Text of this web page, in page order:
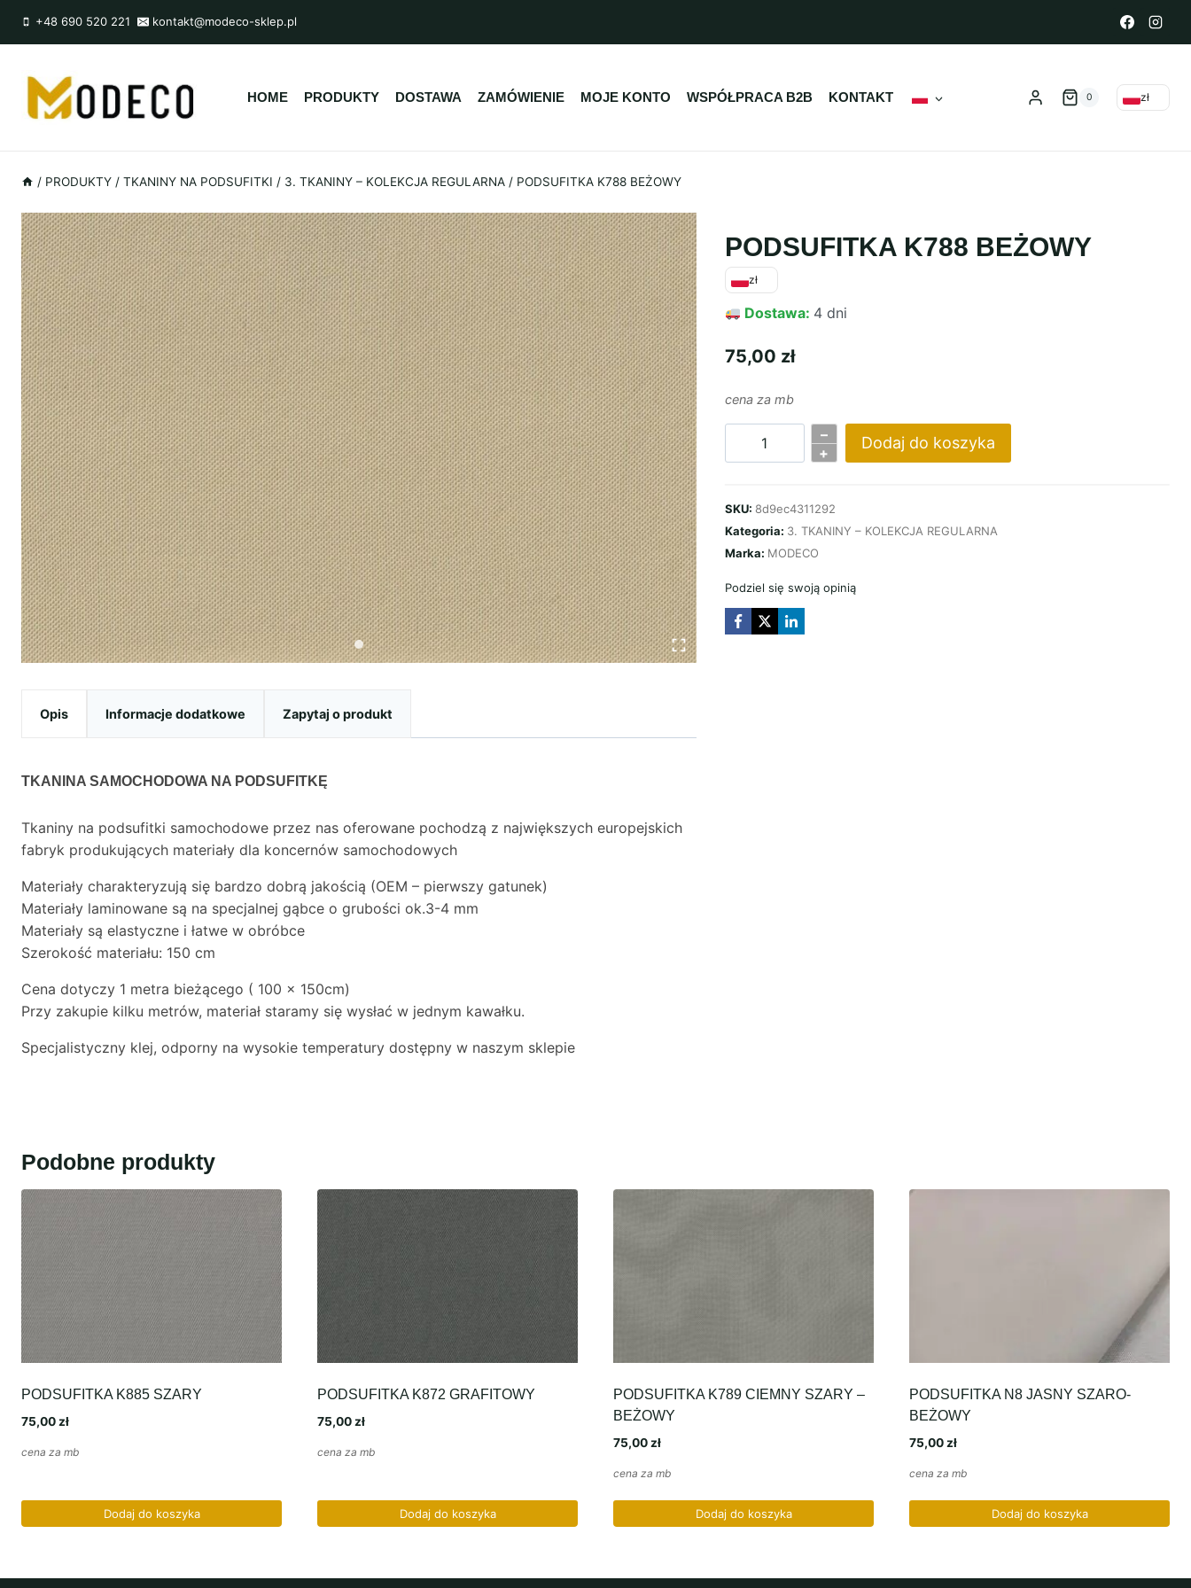
+48 690 520 221 kontakt@modeco-sklep.pl
HOME PRODUKTY DOSTAWA ZAMÓWIENIE MOJE KONTO WSPÓŁPRACA B2B KONTAKT 0 zł
/ PRODUKTY / TKANINY NA PODSUFITKI / 3. TKANINY – KOLEKCJA REGULARNA / PODSUFITKA K788 BEŻOWY
Opis Informacje dodatkowe Zapytaj o produkt
TKANINA SAMOCHODOWA NA PODSUFITKĘ
Tkaniny na podsufitki samochodowe przez nas oferowane pochodzą z największych europejskich
fabryk produkujących materiały dla koncernów samochodowych
Materiały charakteryzują się bardzo dobrą jakością (OEM – pierwszy gatunek)
Materiały laminowane są na specjalnej gąbce o grubości ok.3-4 mm
Materiały są elastyczne i łatwe w obróbce
Szerokość materiału: 150 cm
Cena dotyczy 1 metra bieżącego ( 100 x 150cm)
Przy zakupie kilku metrów, materiał staramy się wysłać w jednym kawałku.
Specjalistyczny klej, odporny na wysokie temperatury dostępny w naszym sklepie
PODSUFITKA K788 BEŻOWY
zł
Dostawa: 4 dni
75,00 zł
cena za mb
BEŻOWY
–
+
Dodaj do koszyka
SKU: 8d9ec4311292
Kategoria: 3. TKANINY – KOLEKCJA REGULARNA
Marka: MODECO
Podziel się swoją opinią
Podobne produkty
PODSUFITKA K885 SZARY
75,00 zł
cena za mb
Dodaj do koszyka
PODSUFITKA K872 GRAFITOWY
75,00 zł
cena za mb
Dodaj do koszyka
PODSUFITKA K789 CIEMNY SZARY –
BEŻOWY
75,00 zł
cena za mb
Dodaj do koszyka
PODSUFITKA N8 JASNY SZARO-
BEŻOWY
75,00 zł
cena za mb
Dodaj do koszyka